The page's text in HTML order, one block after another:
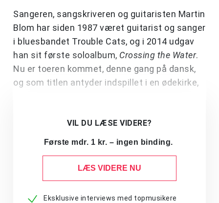
Sangeren, sangskriveren og guitaristen Martin
Blom har siden 1987 været guitarist og sanger
i bluesbandet Trouble Cats, og i 2014 udgav
han sit første soloalbum, Crossing the Water.
Nu er toeren kommet, denne gang på dansk,
og som titlen antyder indspillet i en ødekirke,
VIL DU LÆSE VIDERE?
Første mdr. 1 kr. – ingen binding.
LÆS VIDERE NU
Eksklusive interviews med topmusikere